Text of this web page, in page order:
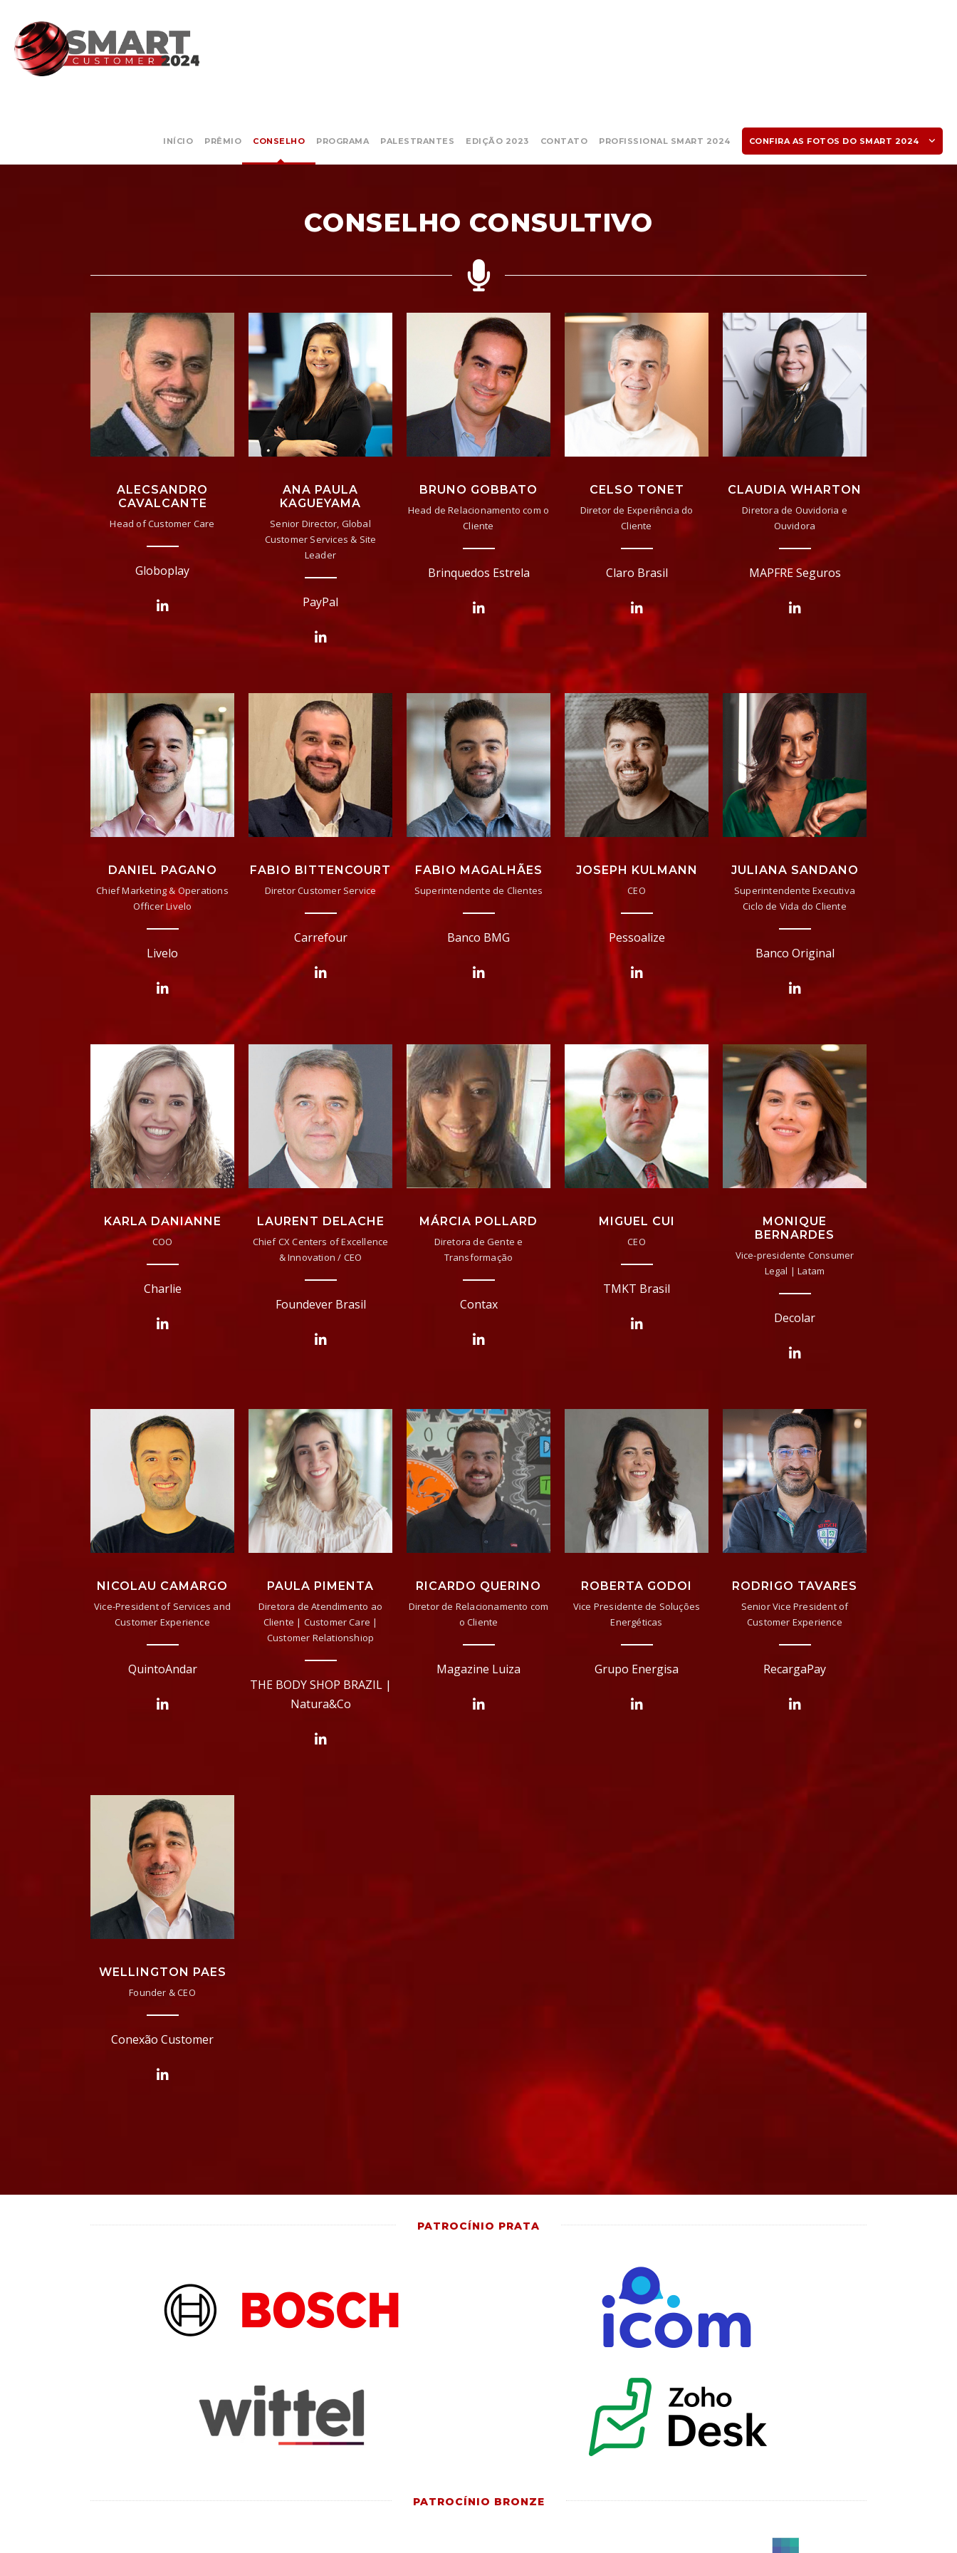
INÍCIO PRÊMIO CONSELHO PROGRAMA PALESTRANTES EDIÇÃO 2023 CONTATO PROFISSIONAL SMART 2024 CONFIRA AS FOTOS DO SMART 2024
CONSELHO CONSULTIVO
ALECSANDRO
CAVALCANTE
Head of Customer Care
Globoplay
ANA PAULA
KAGUEYAMA
Senior Director, Global
Customer Services & Site
Leader
PayPal
BRUNO GOBBATO
Head de Relacionamento com o
Cliente
Brinquedos Estrela
CELSO TONET
Diretor de Experiência do
Cliente
Claro Brasil
CLAUDIA WHARTON
Diretora de Ouvidoria e
Ouvidora
MAPFRE Seguros
DANIEL PAGANO
Chief Marketing & Operations
Officer Livelo
Livelo
FABIO BITTENCOURT
Diretor Customer Service
Carrefour
FABIO MAGALHÃES
Superintendente de Clientes
Banco BMG
JOSEPH KULMANN
CEO
Pessoalize
JULIANA SANDANO
Superintendente Executiva
Ciclo de Vida do Cliente
Banco Original
KARLA DANIANNE
COO
Charlie
LAURENT DELACHE
Chief CX Centers of Excellence
& Innovation / CEO
Foundever Brasil
MÁRCIA POLLARD
Diretora de Gente e
Transformação
Contax
MIGUEL CUI
CEO
TMKT Brasil
MONIQUE
BERNARDES
Vice-presidente Consumer
Legal | Latam
Decolar
NICOLAU CAMARGO
Vice-President of Services and
Customer Experience
QuintoAndar
PAULA PIMENTA
Diretora de Atendimento ao
Cliente | Customer Care |
Customer Relationshiop
THE BODY SHOP BRAZIL |
Natura&Co
RICARDO QUERINO
Diretor de Relacionamento com
o Cliente
Magazine Luiza
ROBERTA GODOI
Vice Presidente de Soluções
Energéticas
Grupo Energisa
RODRIGO TAVARES
Senior Vice President of
Customer Experience
RecargaPay
WELLINGTON PAES
Founder & CEO
Conexão Customer
PATROCÍNIO PRATA
PATROCÍNIO BRONZE